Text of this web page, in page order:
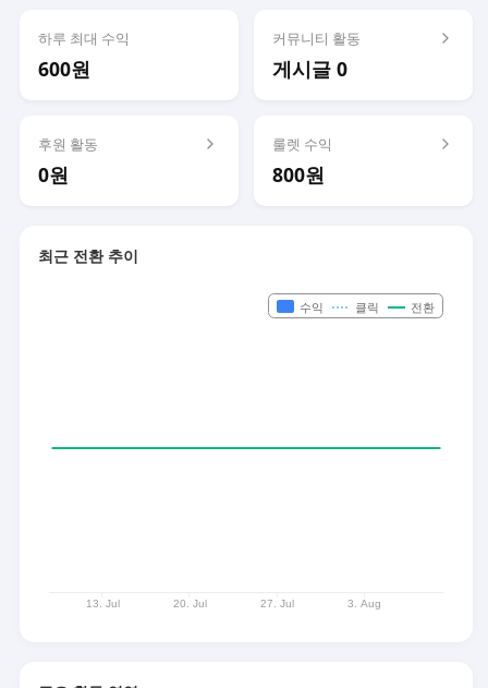
하루 최대 수익
600원
커뮤니티 활동
게시글 0
후원 활동
0원
룰렛 수익
800원
최근 전환 추이